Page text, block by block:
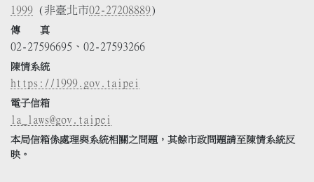
1999 (非臺北市02-27208889)
傳 真
02-27596695、02-27593266
陳情系統
https://1999.gov.taipei
電子信箱
la_laws@gov.taipei
本局信箱係處理與系統相關之問題，其餘市政問題請至陳情系統反
映。